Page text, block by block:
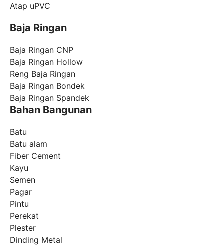
Atap uPVC
Baja Ringan
Baja Ringan CNP
Baja Ringan Hollow
Reng Baja Ringan
Baja Ringan Bondek
Baja Ringan Spandek
Bahan Bangunan
Batu
Batu alam
Fiber Cement
Kayu
Semen
Pagar
Pintu
Perekat
Plester
Dinding Metal